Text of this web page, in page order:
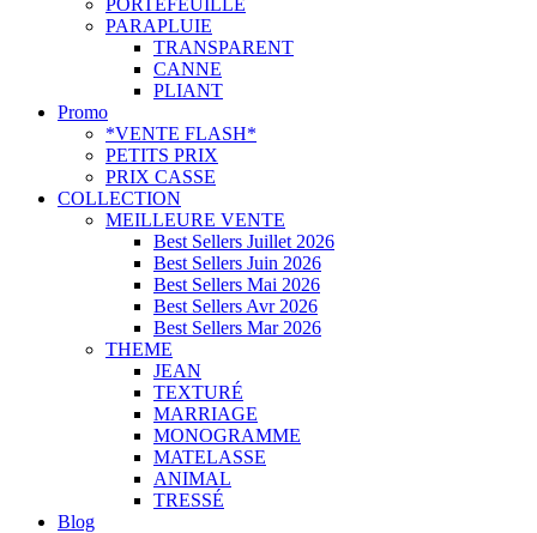
PORTEFEUILLE
PARAPLUIE
TRANSPARENT
CANNE
PLIANT
Promo
*VENTE FLASH*
PETITS PRIX
PRIX CASSE
COLLECTION
MEILLEURE VENTE
Best Sellers Juillet 2026
Best Sellers Juin 2026
Best Sellers Mai 2026
Best Sellers Avr 2026
Best Sellers Mar 2026
THEME
JEAN
TEXTURÉ
MARRIAGE
MONOGRAMME
MATELASSE
ANIMAL
TRESSÉ
Blog